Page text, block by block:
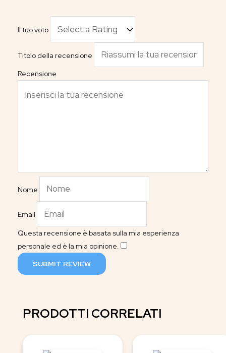
Il tuo voto
Titolo della recensione
Recensione
Nome
Email
Questa recensione è basata sulla mia esperienza
personale ed è la mia opinione.
SUBMIT REVIEW
PRODOTTI CORRELATI